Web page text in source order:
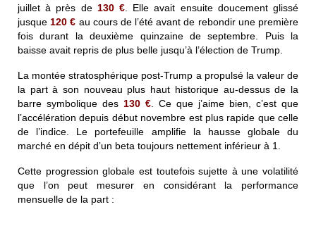
juillet à près de 130 € . Elle avait ensuite doucement glissé
jusque 120 € au cours de l’été avant de rebondir une première
fois durant la deuxième quinzaine de septembre. Puis la
baisse avait repris de plus belle jusqu’à l’élection de Trump.
La montée stratosphérique post-Trump a propulsé la valeur de
la part à son nouveau plus haut historique au-dessus de la
barre symbolique des 130 € . Ce que j’aime bien, c’est que
l’accélération depuis début novembre est plus rapide que celle
de l’indice. Le portefeuille amplifie la hausse globale du
marché en dépit d’un beta toujours nettement inférieur à 1.
Cette progression globale est toutefois sujette à une volatilité
que l’on peut mesurer en considérant la performance
mensuelle de la part :